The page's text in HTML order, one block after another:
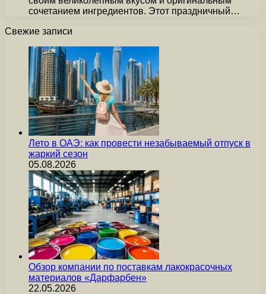
сочетанием ингредиентов. Этот праздничный…
Свежие записи
Лето в ОАЭ: как провести незабываемый отпуск в
жаркий сезон
05.08.2026
Обзор компании по поставкам лакокрасочных
материалов «Дарфарбен»
22.05.2026